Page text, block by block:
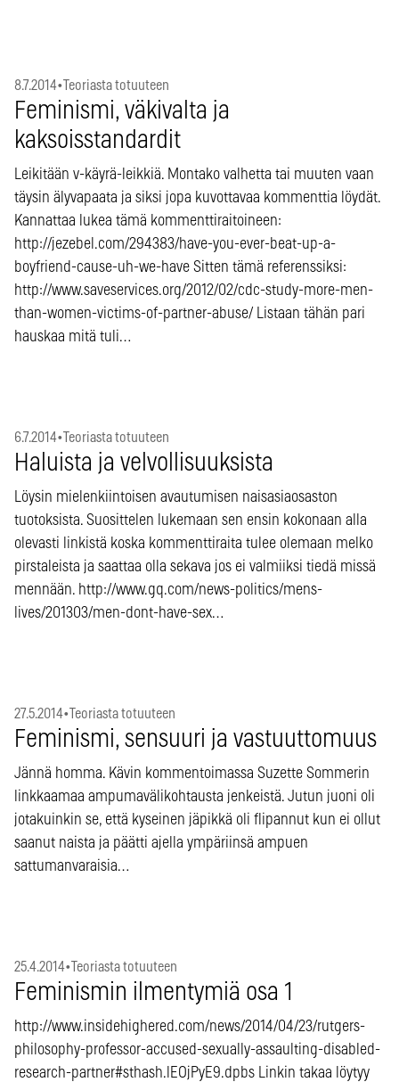
8.7.2014• Teoriasta totuuteen
Feminismi, väkivalta ja
kaksoisstandardit
Leikitään v-käyrä-leikkiä. Montako valhetta tai muuten vaan
täysin älyvapaata ja siksi jopa kuvottavaa kommenttia löydät.
Kannattaa lukea tämä kommenttiraitoineen:
http://jezebel.com/294383/have-you-ever-beat-up-a-
boyfriend-cause-uh-we-have Sitten tämä referenssiksi:
http://www.saveservices.org/2012/02/cdc-study-more-men-
than-women-victims-of-partner-abuse/ Listaan tähän pari
hauskaa mitä tuli…
6.7.2014• Teoriasta totuuteen
Haluista ja velvollisuuksista
Löysin mielenkiintoisen avautumisen naisasiaosaston
tuotoksista. Suosittelen lukemaan sen ensin kokonaan alla
olevasti linkistä koska kommenttiraita tulee olemaan melko
pirstaleista ja saattaa olla sekava jos ei valmiiksi tiedä missä
mennään. http://www.gq.com/news-politics/mens-
lives/201303/men-dont-have-sex…
27.5.2014• Teoriasta totuuteen
Feminismi, sensuuri ja vastuuttomuus
Jännä homma. Kävin kommentoimassa Suzette Sommerin
linkkaamaa ampumavälikohtausta jenkeistä. Jutun juoni oli
jotakuinkin se, että kyseinen jäpikkä oli flipannut kun ei ollut
saanut naista ja päätti ajella ympäriinsä ampuen
sattumanvaraisia…
25.4.2014• Teoriasta totuuteen
Feminismin ilmentymiä osa 1
http://www.insidehighered.com/news/2014/04/23/rutgers-
philosophy-professor-accused-sexually-assaulting-disabled-
research-partner#sthash.lEOjPyE9.dpbs Linkin takaa löytyy